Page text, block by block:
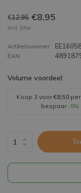
€12,95 €8,95
Incl. btw
Artikelnummer
EAN
Volume voordeel:
Koop 3 voor€8,50per
bespaar -5%